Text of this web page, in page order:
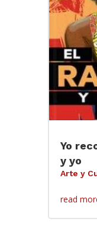
Yo
y yo
Arte y
read